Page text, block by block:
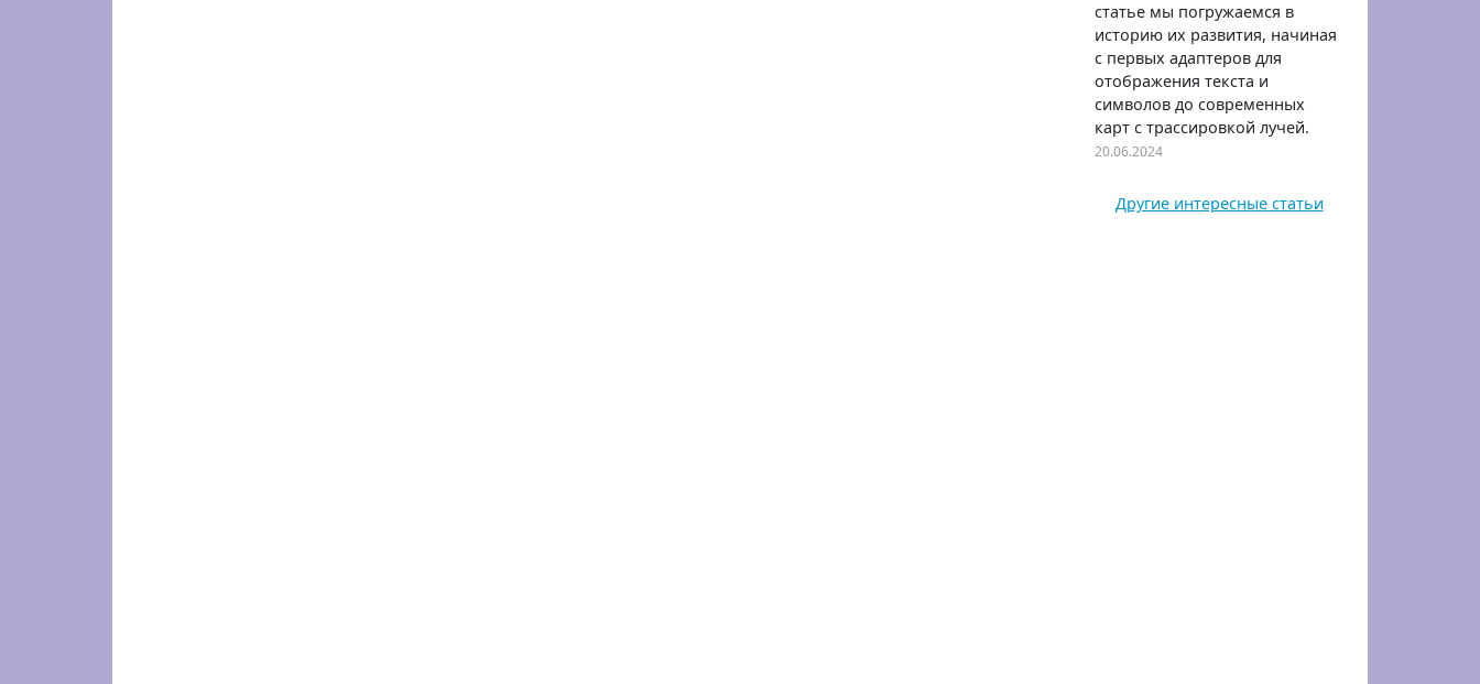
статье мы погружаемся в
историю их развития, начиная
с первых адаптеров для
отображения текста и
символов до современных
карт с трассировкой лучей.
20.06.2024
Другие интересные статьи